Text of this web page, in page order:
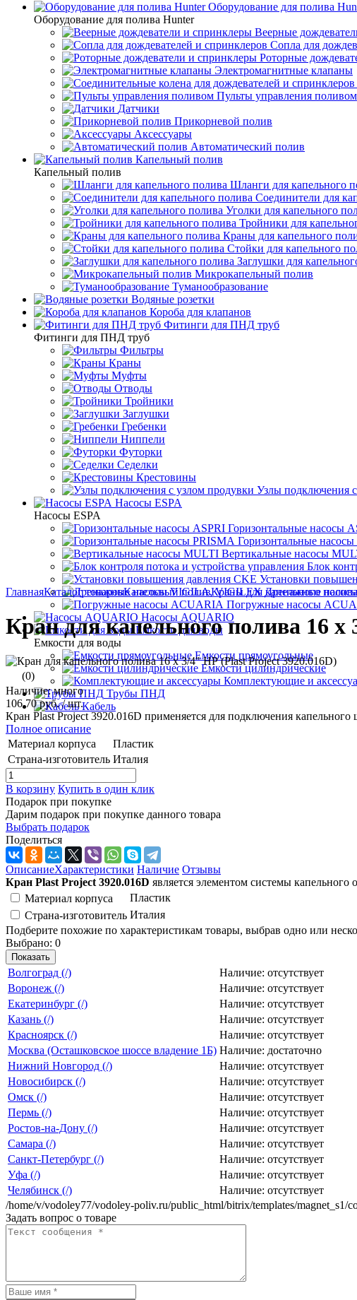
Оборудование для полива
Оборудование для полива Hunter
Веерные
Сопла для
Роторные
Электромагнитные клапаны
Пульты управления поливом
Датчики
Прикорневой полив
Аксессуары
Автоматический полив
Капельный полив
Капельный полив
Шланги для капельного
Соединители для
Уголки для капельного
Тройники для
Краны для капельного
Стойки для капельного
Заглушки для
Микрокапельный полив
Туманообразование
Водяные розетки
Короба для клапанов
Фитинги для ПНД труб
Фитинги для ПНД труб
Фильтры
Краны
Муфты
Отводы
Тройники
Заглушки
Гребенки
Ниппели
Футорки
Седелки
Крестовины
Узлы подключения
Насосы ESPA
Насосы ESPA
Горизонтальные насосы
Горизонтальные
Вертикальные насосы
Блок
Установки
Дренажные
Погружные насосы
Насосы AQUARIO
Емкости для воды
Емкости для воды
Емкости прямоугольные
Емкости цилиндрические
Комплектующие и
Трубы ПНД
Кабель
ГлавнаяКаталог товаровКапельный поливКраны для капельного полива
Кран для капельного полива 16
(0)
Наличие: много
106.70 руб./ шт.
Кран Plast Project 3920.016D применяется для подключения капельного
Полное описание
Материал корпуса
Пластик
Страна-изготовитель Италия
В корзину Купить в один клик
Подарок при покупке
Дарим подарок при покупке данного товара
Выбрать подарок
Поделиться
ОписаниеХарактеристики Наличие Отзывы
Кран Plast Project 3920.016D является элементом системы
Материал корпуса
Пластик
Страна-изготовитель Италия
Подберите похожие по характеристикам товары, выбрав одно или
Выбрано: 0
Показать
Вoлгогpaд (/) Наличие: отсутствует
Воронеж (/)
Наличие: отсутствует
Екатеринбург (/)
Наличие: отсутствует
Казань (/)
Наличие: отсутствует
Красноярск (/)
Наличие: отсутствует
Москва (Осташковское шоссе владение 1Б) Наличие: достаточно
Нижний Новгород (/)
Наличие: отсутствует
Новосибирск (/)
Наличие: отсутствует
Омск (/)
Наличие: отсутствует
Пермь (/)
Наличие: отсутствует
Ростов-на-Дону (/)
Наличие: отсутствует
Самара (/)
Наличие: отсутствует
Санкт-Петербург (/)
Наличие: отсутствует
Уфа (/)
Наличие: отсутствует
Челябинск (/)
Наличие: отсутствует
/home/v/vodoley77/vodoley-poliv.ru/public_html/bitrix/templates/magnet_s1/
Задать вопрос о товаре